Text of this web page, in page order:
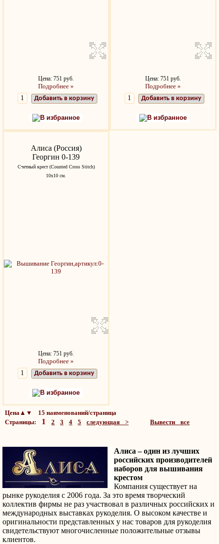
Цена: 751 руб.
Подробнее »
Добавить в корзину
В избранное
Цена: 751 руб.
Подробнее »
Добавить в корзину
В избранное
Алиса (Россия)
Георгин 0-139
Счетный крест (Counted Cross Stitch)
10х10 см.
Цена: 751 руб.
Подробнее »
Добавить в корзину
В избранное
Цена▲▼ 15 наименований/страница
Страницы: 1 2 3 4 5 следующая > Вывести все
Алиса – один из лучших
российских производителей
наборов для вышивания
крестом
Компания существует на
рынке рукоделия с 2006 года. За это время творческий
коллектив фирмы не раз участвовал в различных российских и
международных выставках рукоделия. О высоком качестве и
оригинальности представленных у нас товаров для рукоделия
свидетельствуют многочисленные положительные отзывы
клиентов.